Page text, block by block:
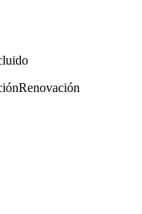
Renovación